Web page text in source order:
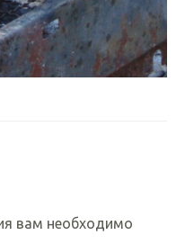
вам необходимо